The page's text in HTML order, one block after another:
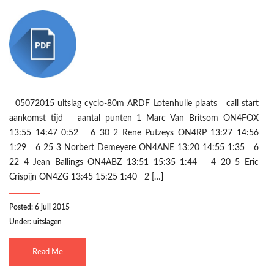
05072015 uitslag cyclo-80m ARDF Lotenhulle plaats call start
aankomst tijd aantal punten 1 Marc Van Britsom ON4FOX
13:55 14:47 0:52 6 30 2 Rene Putzeys ON4RP 13:27 14:56
1:29 6 25 3 Norbert Demeyere ON4ANE 13:20 14:55 1:35 6
22 4 Jean Ballings ON4ABZ 13:51 15:35 1:44 4 20 5 Eric
Crispijn ON4ZG 13:45 15:25 1:40 2 […]
Posted: 6 juli 2015
Under: uitslagen
Read Me